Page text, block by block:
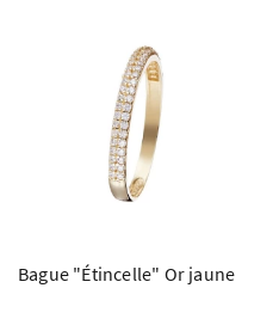
Bague "Étincelle" Or jaune